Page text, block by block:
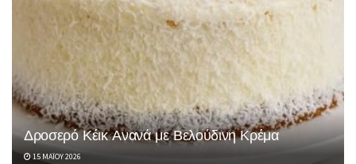
Δροσερό Κέικ Ανανά με Βελούδινη Κρέμα
15 ΜΑΪ́ΟΥ 2026